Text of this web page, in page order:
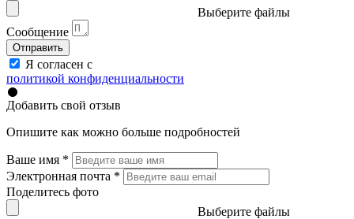
Выберите файлы
Сообщение
Отправить
Я согласен с
политикой конфиденциальности
Добавить свой отзыв
Опишите как можно больше подробностей
Ваше имя *
Электронная почта *
Поделитесь фото
Выберите файлы